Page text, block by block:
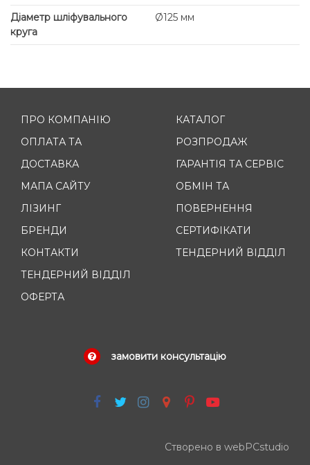
Діаметр шліфувального
круга
Ø125 мм
ПРО КОМПАНІЮ
ОПЛАТА ТА
ДОСТАВКА
МАПА САЙТУ
ЛІЗИНГ
БРЕНДИ
КОНТАКТИ
ТЕНДЕРНИЙ ВІДДІЛ
ОФЕРТА
КАТАЛОГ
РОЗПРОДАЖ
ГАРАНТІЯ ТА СЕРВІС
ОБМІН ТА
ПОВЕРНЕННЯ
СЕРТИФІКАТИ
ТЕНДЕРНИЙ ВІДДІЛ
замовити консультацію
Створено в webPCstudio